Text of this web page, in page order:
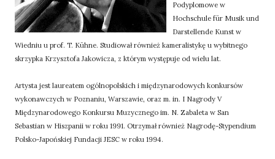
Podyplomowe w
Hochschule für Musik und
Darstellende Kunst w
Wiedniu u prof. T. Kühne. Studiował również kameralistykę u wybitnego
skrzypka Krzysztofa Jakowicza, z którym występuje od wielu lat.
Artysta jest laureatem ogólnopolskich i międzynarodowych konkursów
wykonawczych w Poznaniu, Warszawie, oraz m. in. I Nagrody V
Międzynarodowego Konkursu Muzycznego im. N. Zabaleta w San
Sebastian w Hiszpanii w roku 1991. Otrzymał również Nagrodę-Stypendium
Polsko-Japońskiej Fundacji JESC w roku 1994.